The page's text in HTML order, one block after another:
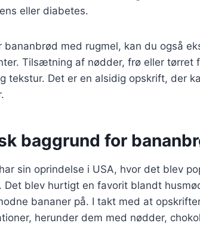
eller diabetes.
bananbrød med rugmel, kan du også
Tilsætning af nødder, frø eller
tekstur. Det er en alsidig opskrift, der
baggrund for
sin oprindelse i USA, hvor det blev
Det blev hurtigt en favorit blandt
bananer på. I takt med at
herunder dem med nødder,